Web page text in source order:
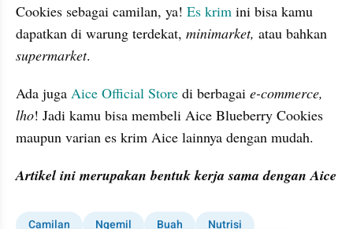
Cookies sebagai camilan, ya! Es krim ini bisa kamu
dapatkan di warung terdekat, minimarket,
supermarket.
Ada juga Aice Official Store di berbagai e-commerce,
lho! Jadi kamu bisa membeli Aice Blueberry Cookies
maupun varian es krim Aice lainnya dengan mudah.
Artikel ini merupakan bentuk kerja sama dengan Aice
Camilan Ngemil Buah Nutrisi